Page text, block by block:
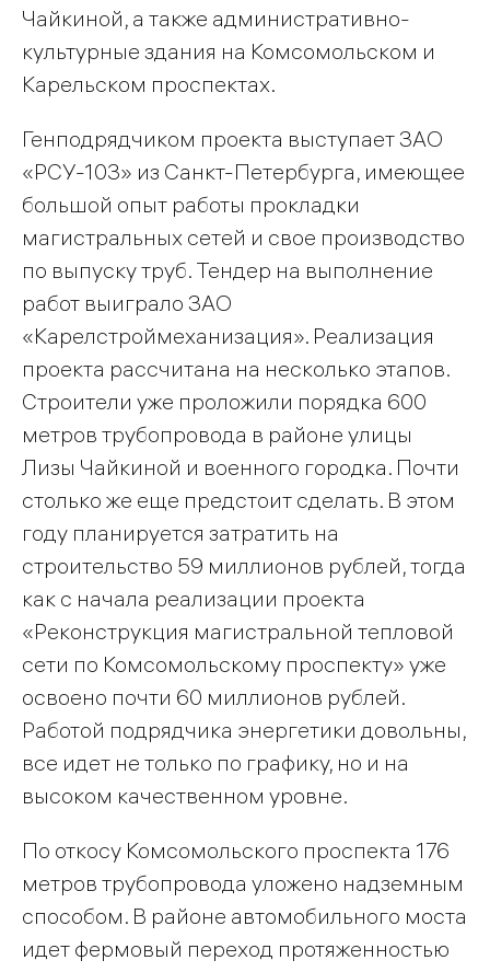
Чайкиной, а также административно-
культурные здания на Комсомольском и
Карельском проспектах.
Генподрядчиком проекта выступает ЗАО
«РСУ-103» из Санкт-Петербурга, имеющее
большой опыт работы прокладки
магистральных сетей и свое производство
по выпуску труб. Тендер на выполнение
работ выиграло ЗАО
«Карелстроймеханизация». Реализация
проекта рассчитана на несколько этапов.
Строители уже проложили порядка 600
метров трубопровода в районе улицы
Лизы Чайкиной и военного городка. Почти
столько же еще предстоит сделать. В этом
году планируется затратить на
строительство 59 миллионов рублей, тогда
как с начала реализации проекта
«Реконструкция магистральной тепловой
сети по Комсомольскому проспекту» уже
освоено почти 60 миллионов рублей.
Работой подрядчика энергетики довольны,
все идет не только по графику, но и на
высоком качественном уровне.
По откосу Комсомольского проспекта 176
метров трубопровода уложено надземным
способом. В районе автомобильного моста
идет фермовый переход протяженностью